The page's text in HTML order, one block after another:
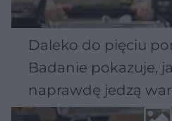
Daleko do pięciu
Badanie pokazuje,
naprawdę jedzą